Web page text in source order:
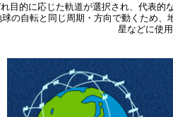
目的に応じた軌道が選択され、代表的
の自転と同じ周期・方向で動くため
星などに使